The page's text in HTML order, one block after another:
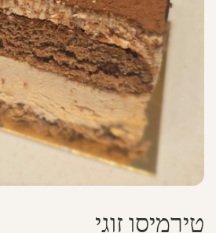
טירמיסו זוגי